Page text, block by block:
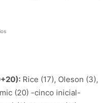
Rice (17), Oleson (3),
(20) -cinco inicial-